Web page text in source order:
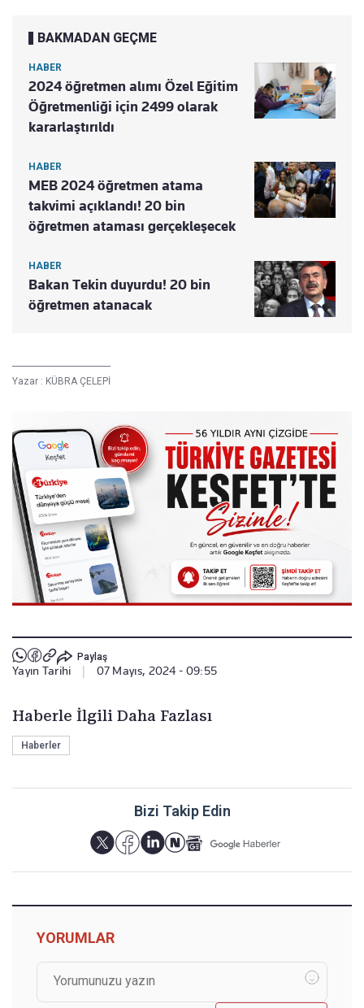
BAKMADAN GEÇME
HABER
2024 öğretmen alımı Özel Eğitim
Öğretmenliği için 2499 olarak
kararlaştırıldı
HABER
MEB 2024 öğretmen atama
takvimi açıklandı! 20 bin
öğretmen ataması gerçekleşecek
HABER
Bakan Tekin duyurdu! 20 bin
öğretmen atanacak
Yazar : KÜBRA ÇELEPİ
Paylaş
Yayın Tarihi 07 Mayıs, 2024 - 09:55
Haberle İlgili Daha Fazlası
Haberler
Bizi Takip Edin
YORUMLAR